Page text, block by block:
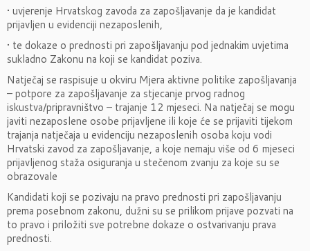
• uvjerenje Hrvatskog zavoda za zapošljavanje da je kandidat
prijavljen u evidenciji nezaposlenih,
• te dokaze o prednosti pri zapošljavanju pod jednakim uvjetima
sukladno Zakonu na koji se kandidat poziva.
Natječaj se raspisuje u okviru Mjera aktivne politike zapošljavanja
– potpore za zapošljavanje za stjecanje prvog radnog
iskustva/pripravništvo – trajanje 12 mjeseci. Na natječaj se mogu
javiti nezaposlene osobe prijavljene ili koje će se prijaviti tijekom
trajanja natječaja u evidenciju nezaposlenih osoba koju vodi
Hrvatski zavod za zapošljavanje, a koje nemaju više od 6 mjeseci
prijavljenog staža osiguranja u stečenom zvanju za koje su se
obrazovale
Kandidati koji se pozivaju na pravo prednosti pri zapošljavanju
prema posebnom zakonu, dužni su se prilikom prijave pozvati na
to pravo i priložiti sve potrebne dokaze o ostvarivanju prava
prednosti.